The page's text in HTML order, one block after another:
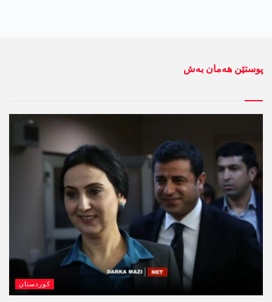
پوستێن ھەمان بەش
کوردستان